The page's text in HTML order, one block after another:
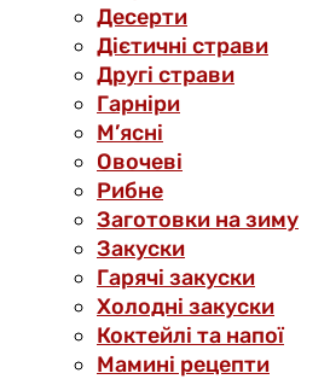
Десерти
Дієтичні страви
Другі страви
Гарніри
М’ясні
Овочеві
Рибне
Заготовки на зиму
Закуски
Гарячі закуски
Холодні закуски
Коктейлі та напої
Мамині рецепти